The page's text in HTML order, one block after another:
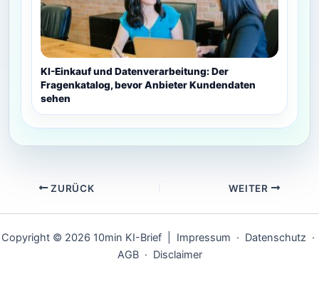
KI-Einkauf und Datenverarbeitung: Der
Fragenkatalog, bevor Anbieter Kundendaten
sehen
ZURÜCK WEITER
Copyright © 2026 10min KI-Brief | Impressum · Datenschutz ·
AGB· Disclaimer